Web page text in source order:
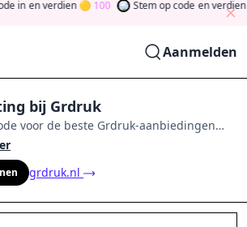
in en verdien 100 Stem op code en verdien
Aanmelden
bij Grdruk
voor de beste Grdruk-aanbiedingen
bij te dragen via stemmen, testen, delen
Sie den Glücksklee
grdruk.nl